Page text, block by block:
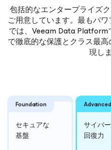
包括的なエンタープライズ
ご用意しています。最もパ
では、Veeam Data
で徹底的な保護とクラス最
現し
Foundation
セキュアな
基盤
Advanced
サイバー
回復力